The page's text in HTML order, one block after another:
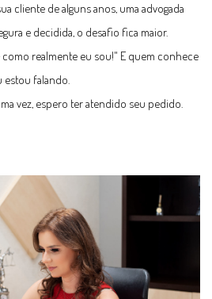
cliente de alguns anos, uma advogada
e decidida, o desafio fica maior.
realmente eu sou!" E quem conhece
estou falando.
vez, espero ter atendido seu pedido.